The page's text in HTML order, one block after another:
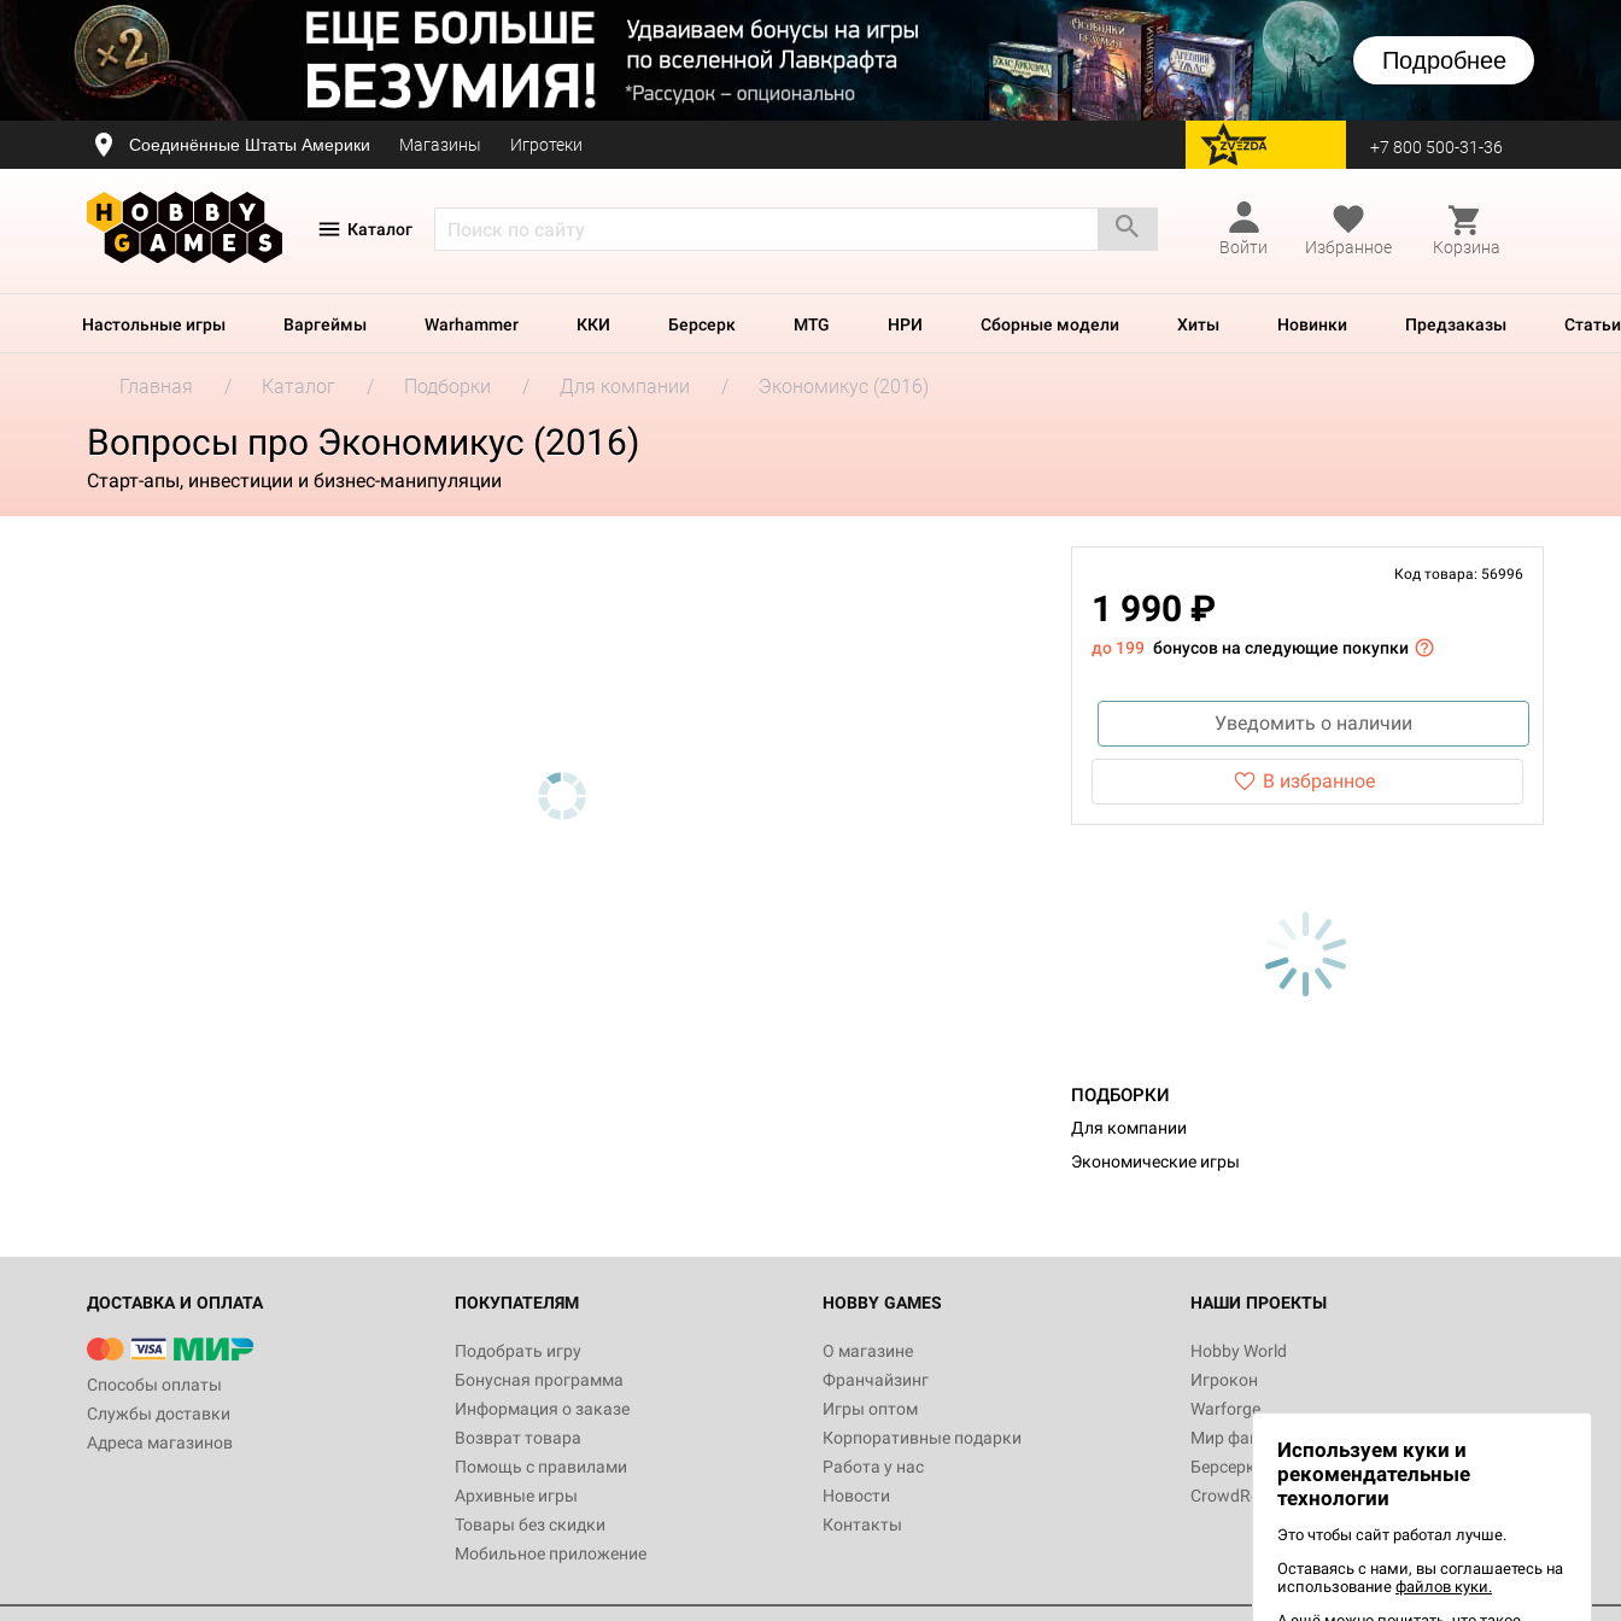
Подробнее
Соединённые Штаты Америки Магазины Игротеки перейти на Zvezda +7 800 500-31-36
Каталог
Войти
Избранное Корзина
Настольные игры Варгеймы Warhammer ККИ Берсерк MTG НРИ Сборные модели Хиты Новинки Предзаказы Статьи
Главная Каталог Подборки Для компании Экономикус (2016)
Вопросы про Экономикус (2016)
Старт-апы, инвестиции и бизнес-манипуляции
Код товара: 56996
1 990 ₽
до 199 бонусов на следующие покупки
Уведомить о наличии
В избранное
ПОДБОРКИ
Для компании
Экономические игры
ДОСТАВКА И ОПЛАТА
Способы оплаты
Службы доставки
Адреса магазинов
ПОКУПАТЕЛЯМ
Подобрать игру
Бонусная программа
Информация о заказе
Возврат товара
Помощь с правилами
Архивные игры
Товары без скидки
Мобильное приложение
HOBBY GAMES
О магазине
Франчайзинг
Игры оптом
Корпоративные подарки
Работа у нас
Новости
Контакты
НАШИ ПРОЕКТЫ
Hobby World
Игрокон
Warforge
Мир фантастики
Берсерк
CrowdRepublic
Используем куки и
рекомендательные
технологии
Это чтобы сайт работал лучше.
Оставаясь с нами, вы соглашаетесь на
использование файлов куки.